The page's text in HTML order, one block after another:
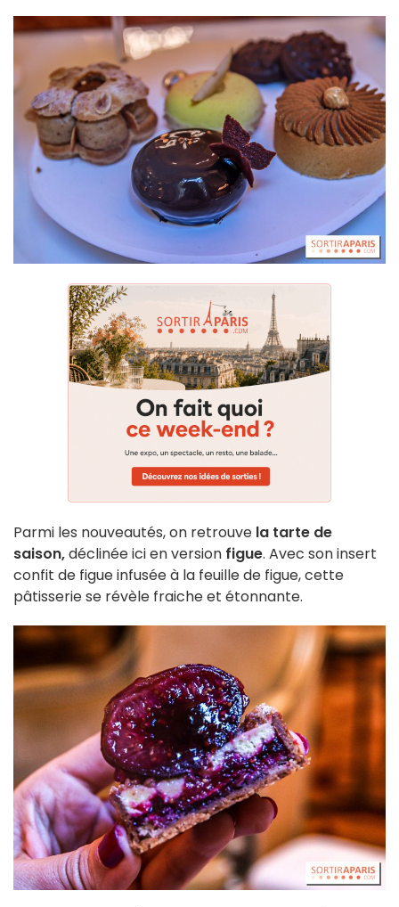
Parmi les nouveautés, on retrouve la tarte de
saison,déclinée ici en version figue. Avec son insert
confit de figue infusée à la feuille de figue, cette
pâtisserie se révèle fraiche et étonnante.